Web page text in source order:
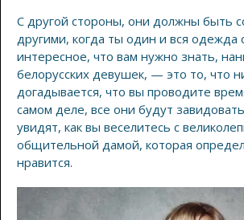
С другой стороны, они должны быть
другими, когда ты один и вся одежда
интересное, что вам нужно знать,
белорусских девушек, — это то, что
догадывается, что вы проводите
самом деле, все они будут
увидят, как вы веселитесь с
общительной дамой, которая
нравится.